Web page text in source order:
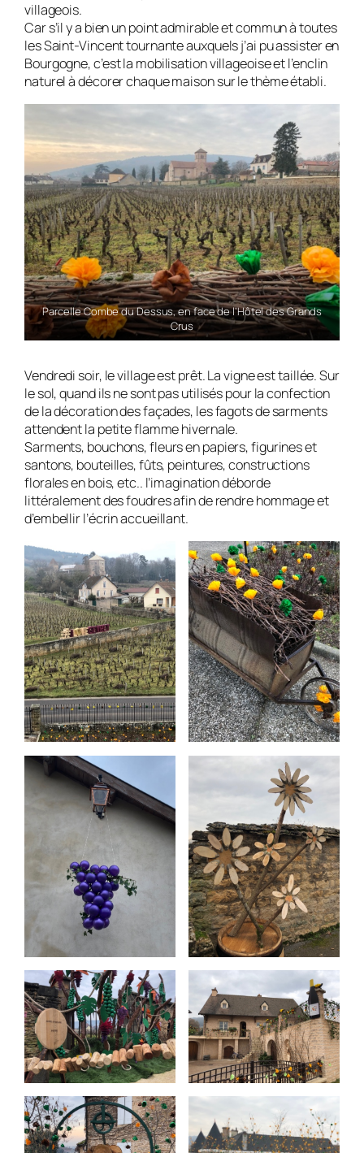
villageois.
Car s’il y a bien un point admirable et commun à toutes
les Saint-Vincent tournante auxquels j’ai pu assister en
Bourgogne, c’est la mobilisation villageoise et l’enclin
naturel à décorer chaque maison sur le thème établi.
Parcelle Combe du Dessus, en face de l’Hôtel des Grands
Crus
Vendredi soir, le village est prêt. La vigne est taillée. Sur
le sol, quand ils ne sont pas utilisés pour la confection
de la décoration des façades, les fagots de sarments
attendent la petite flamme hivernale.
Sarments, bouchons, fleurs en papiers, figurines et
santons, bouteilles, fûts, peintures, constructions
florales en bois, etc.. l’imagination déborde
littéralement des foudres afin de rendre hommage et
d’embellir l’écrin accueillant.